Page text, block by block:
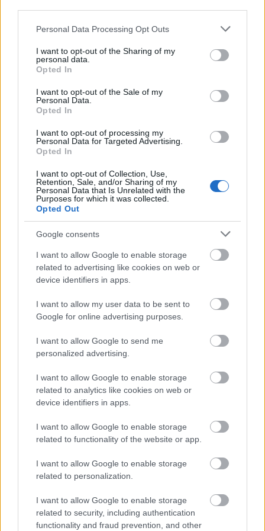
Please note that this website/app uses one or more Google
not limited to your visit or usage behaviour. You may click to
grant or deny consent to Google and its third-party tags to
use your data for below specified purposes in below Google
consent section.
Personal Data Processing Opt Outs
I want to opt-out of the Sharing of my
personal data.
Opted In
I want to opt-out of the Sale of my
Personal Data.
Opted In
I want to opt-out of processing my
Personal Data for Targeted Advertising.
Opted In
I want to opt-out of Collection, Use,
Retention, Sale, and/or Sharing of my
Personal Data that Is Unrelated with the
Purposes for which it was collected.
Opted Out
Google consents
I want to allow Google to enable storage
related to advertising like cookies on web or
device identifiers in apps.
I want to allow my user data to be sent to
Google for online advertising purposes.
I want to allow Google to send me
personalized advertising.
I want to allow Google to enable storage
related to analytics like cookies on web or
device identifiers in apps.
I want to allow Google to enable storage
related to functionality of the website or app.
I want to allow Google to enable storage
related to personalization.
I want to allow Google to enable storage
related to security, including authentication
functionality and fraud prevention, and other
Φόρους Κατανάλωσης κοστίζουν 1,02 δισ. ευρώ
και επιπλέον 1,01 δισ. ευρώ κοστίζουν οι
συντελεστών που ισχύουν στα νησιά.
Ρήτρα διαφυγής αλλά όχι για μέτρα
Η Κομισιόν αποφάσισε ναανοίξει το παράθυρο